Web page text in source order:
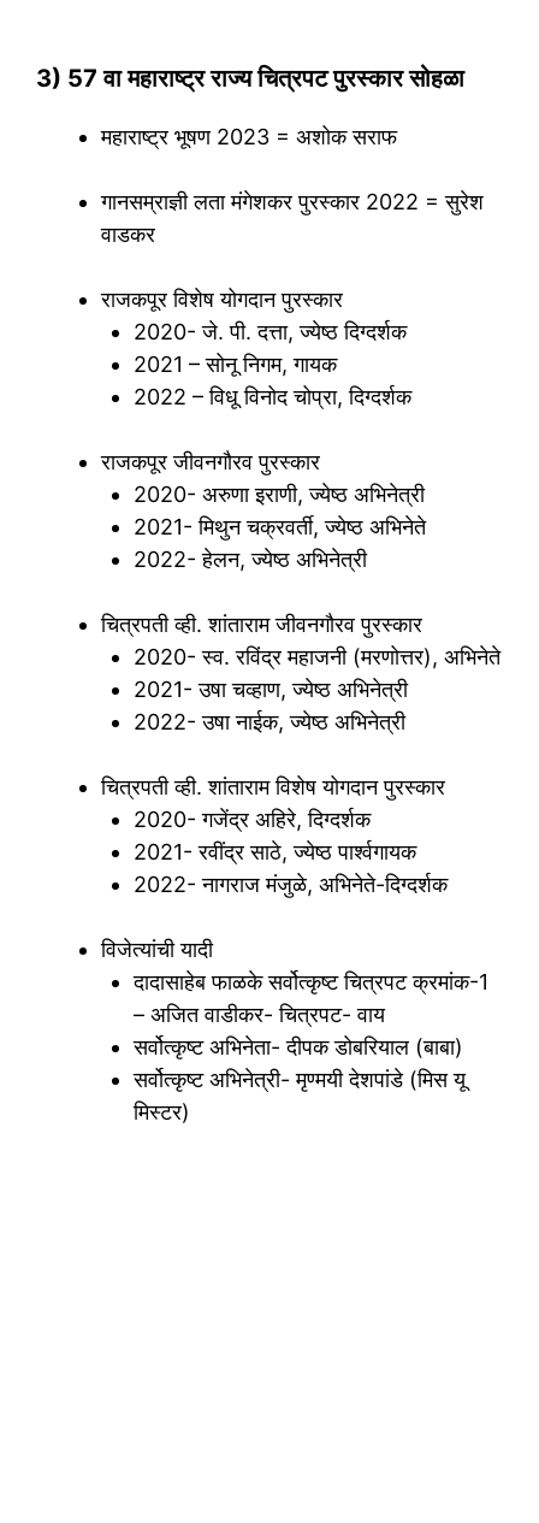
3) 57 वा महाराष्ट्र राज्य चित्रपट पुरस्कार सोहळा
महाराष्ट्र भूषण 2023 = अशोक सराफ
गानसम्राज्ञी लता मंगेशकर पुरस्कार 2022 = सुरेश
वाडकर
राजकपूर विशेष योगदान पुरस्कार
2020- जे. पी. दत्ता, ज्येष्ठ दिग्दर्शक
2021 – सोनू निगम, गायक
2022 – विधू विनोद चोप्रा, दिग्दर्शक
राजकपूर जीवनगौरव पुरस्कार
2020- अरुणा इराणी, ज्येष्ठ अभिनेत्री
2021- मिथुन चक्रवर्ती, ज्येष्ठ अभिनेते
2022- हेलन, ज्येष्ठ अभिनेत्री
चित्रपती व्ही. शांताराम जीवनगौरव पुरस्कार
2020- स्व. रविंद्र महाजनी (मरणोत्तर), अभिनेते
2021- उषा चव्हाण, ज्येष्ठ अभिनेत्री
2022- उषा नाईक, ज्येष्ठ अभिनेत्री
चित्रपती व्ही. शांताराम विशेष योगदान पुरस्कार
2020- गजेंद्र अहिरे, दिग्दर्शक
2021- रवींद्र साठे, ज्येष्ठ पार्श्वगायक
2022- नागराज मंजुळे, अभिनेते-दिग्दर्शक
विजेत्यांची यादी
दादासाहेब फाळके सर्वोत्कृष्ट चित्रपट क्रमांक-1
– अजित वाडीकर- चित्रपट- वाय
सर्वोत्कृष्ट अभिनेता- दीपक डोबरियाल (बाबा)
सर्वोत्कृष्ट अभिनेत्री- मृण्मयी देशपांडे (मिस यू
मिस्टर)